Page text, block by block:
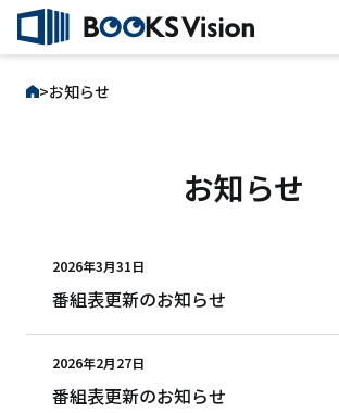
本文へスキップ
お知らせ
お知らせ
2026年3月31日
番組表更新のお知らせ
2026年2月27日
番組表更新のお知らせ